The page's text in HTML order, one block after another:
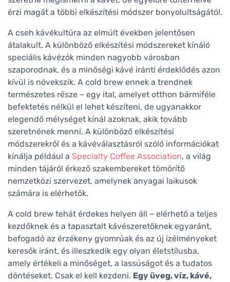
érzi magát a többi elkészítési módszer bonyolultságától.
A cseh kávékultúra az elmúlt években jelentősen
átalakult. A különböző elkészítési módszereket kínáló
speciális kávézók minden nagyobb városban
szaporodnak, és a minőségi kávé iránti érdeklődés azon
kívül is növekszik. A cold brew ennek a trendnek
természetes része – egy ital, amelyet otthon bármiféle
befektetés nélkül el lehet készíteni, de ugyanakkor
elegendő mélységet kínál azoknak, akik tovább
szeretnének menni. A különböző elkészítési
módszerekről és a kávéválasztásról szóló információkat
kínálja például a Specialty Coffee Association, a világ
minden tájáról érkező szakembereket tömörítő
nemzetközi szervezet, amelynek anyagai laikusok
számára is elérhetők.
A cold brew tehát érdekes helyen áll – elérhető a teljes
kezdőknek és a tapasztalt kávészeretőknek egyaránt,
befogadó az érzékeny gyomrúak és az új ízélményeket
keresők iránt, és illeszkedik egy olyan életstílusba,
amely értékeli a minőséget, a lassúságot és a tudatos
döntéseket. Csak el kell kezdeni. Egy üveg, víz, kávé,